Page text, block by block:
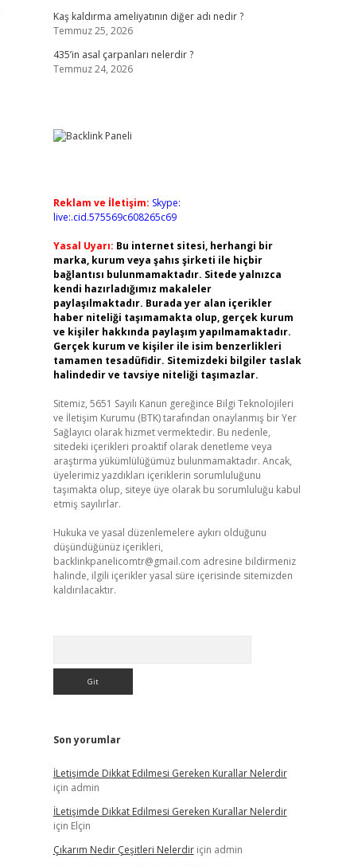
Kaş kaldırma ameliyatının diğer adı nedir ?
Temmuz 25, 2026
435’in asal çarpanları nelerdir ?
Temmuz 24, 2026
Reklam ve İletişim: Skype:
live:.cid.575569c608265c69
Yasal Uyarı: Bu internet sitesi, herhangi bir
marka, kurum veya şahıs şirketi ile hiçbir
bağlantısı bulunmamaktadır. Sitede yalnızca
kendi hazırladığımız makaleler
paylaşılmaktadır. Burada yer alan içerikler
haber niteliği taşımamakta olup, gerçek kurum
ve kişiler hakkında paylaşım yapılmamaktadır.
Gerçek kurum ve kişiler ile isim benzerlikleri
tamamen tesadüfidir. Sitemizdeki bilgiler taslak
halindedir ve tavsiye niteliği taşımazlar.
Sitemiz, 5651 Sayılı Kanun gereğince Bilgi Teknolojileri
ve İletişim Kurumu (BTK) tarafından onaylanmış bir Yer
Sağlayıcı olarak hizmet vermektedir. Bu nedenle,
sitedeki içerikleri proaktif olarak denetleme veya
araştırma yükümlülüğümüz bulunmamaktadır. Ancak,
üyelerimiz yazdıkları içeriklerin sorumluluğunu
taşımakta olup, siteye üye olarak bu sorumluluğu kabul
etmiş sayılırlar.
Hukuka ve yasal düzenlemelere aykırı olduğunu
düşündüğünüz içerikleri,
backlinkpanelicomtr@gmail.com adresine bildirmeniz
halinde, ilgili içerikler yasal süre içerisinde sitemizden
kaldırılacaktır.
Son yorumlar
İLetişimde Dikkat Edilmesi Gereken Kurallar Nelerdir
için admin
İLetişimde Dikkat Edilmesi Gereken Kurallar Nelerdir
için Elçin
Çıkarım Nedir Çeşitleri Nelerdiriçin admin